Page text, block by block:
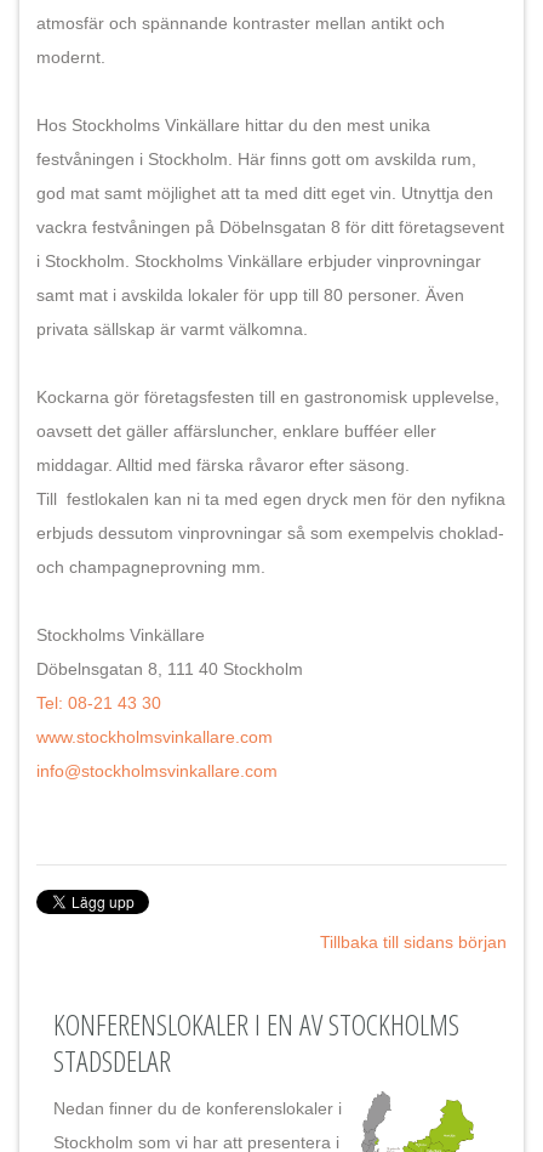
atmosfär och spännande kontraster mellan antikt och
modernt.
Hos Stockholms Vinkällare hittar du den mest unika
festvåningen i Stockholm. Här finns gott om avskilda rum,
god mat samt möjlighet att ta med ditt eget vin. Utnyttja den
vackra festvåningen på Döbelnsgatan 8 för ditt företagsevent
i Stockholm. Stockholms Vinkällare erbjuder vinprovningar
samt mat i avskilda lokaler för upp till 80 personer. Även
privata sällskap är varmt välkomna.
Kockarna gör företagsfesten till en gastronomisk upplevelse,
oavsett det gäller affärsluncher, enklare bufféer eller
middagar. Alltid med färska råvaror efter säsong.
Till festlokalen kan ni ta med egen dryck men för den nyfikna
erbjuds dessutom vinprovningar så som exempelvis choklad-
och champagneprovning mm.
Stockholms Vinkällare
Döbelnsgatan 8, 111 40 Stockholm
Tel: 08-21 43 30
www.stockholmsvinkallare.com
info@stockholmsvinkallare.com
Tillbaka till sidans början
KONFERENSLOKALER I EN AV STOCKHOLMS
STADSDELAR
Nedan finner du de konferenslokaler i
Stockholm som vi har att presentera i